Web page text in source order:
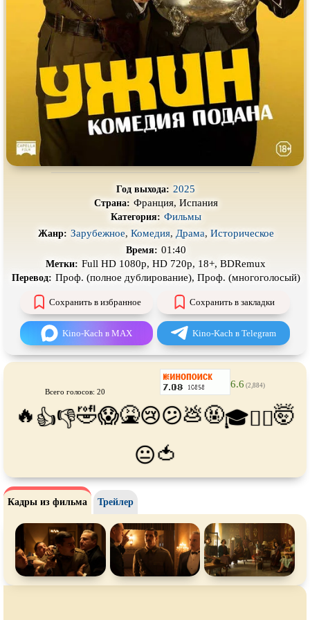
Про деревню Про динозавров
Про драконов Про животных
Про зомби Про инопланетян
Про корабли и подводные
лодки
Про космос
Про любовь Про маньяков исерийных
убийц
Про мафию
Про пиратов Про подростков
во времени Про роботов
Про самолёты
Про собак Про снайперов
Про супергероев Про танки
Про футбол Про хакеров
Про хоккей и фигурное
катание
Про шпионов
Псевдодокументальный
Режиссёрская версия Роуд-муви
Сверхспособности Ситком
обнажённой натурой
Чёрная комедия
TeleSynch
CAMRip
Год выхода: 2025
Страна: Франция, Испания
Категория: Фильмы
Жанр: Зарубежное, Комедия, Драма, Историческое
Время: 01:40
Метки: Full HD 1080p, HD 720p, 18+, BDRemux
Перевод: Проф. (полное дублирование), Проф. (многоголосый)
Сохранить в избранное Сохранить в закладки
Kino-Kach в MAX Kino-Kach в Telegram
Всего голосов: 20
6.6 (2,884)
🔥 👍👎🤣😱🤮😢😕💩🤬🎓😵‍💫🤯
😐🍅
Кадры из фильма Трейлер